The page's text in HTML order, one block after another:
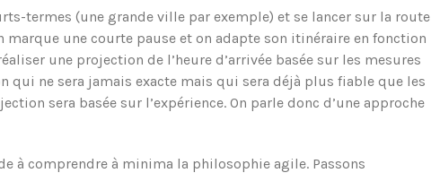
termes (une grande ville par exemple) et se lancer sur la route
une courte pause et on adapte son itinéraire en fonction
une projection de l’heure d’arrivée basée sur les mesures
qui ne sera jamais exacte mais qui sera déjà plus fiable que les
sera basée sur l’expérience. On parle donc d’une approche
à comprendre à minima la philosophie agile. Passons